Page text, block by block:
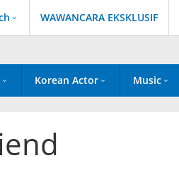
WAWANCARA EKSKLUSIF
Korean Actor Music